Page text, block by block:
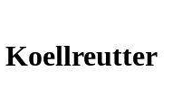
Koellreutter